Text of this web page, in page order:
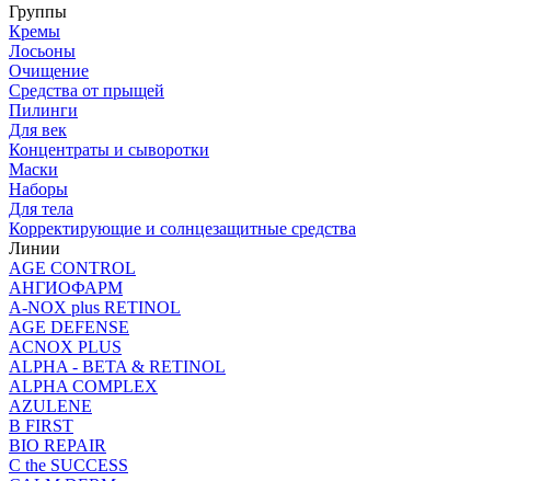
Группы
Кремы
Лосьоны
Очищение
Средства от прыщей
Пилинги
Для век
Концентраты и сыворотки
Маски
Наборы
Для тела
Корректирующие и солнцезащитные средства
Линии
AGE CONTROL
АНГИОФАРМ
A-NOX plus RETINOL
AGE DEFENSE
ACNOX PLUS
ALPHA - BETA & RETINOL
ALPHA COMPLEX
AZULENE
B FIRST
BIO REPAIR
C the SUCCESS